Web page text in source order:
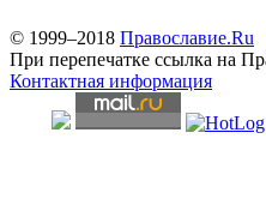
© 1999–2018 Православие.Ru
При перепечатке ссылка на
Контактная информация